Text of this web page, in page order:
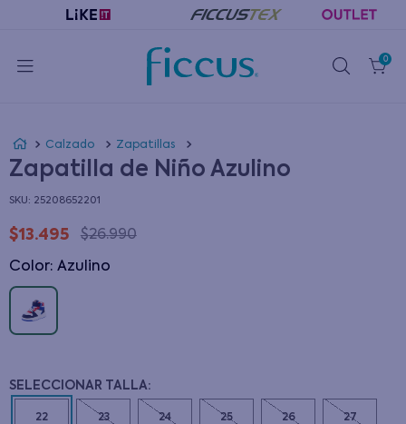
0
Calzado Zapatillas
Zapatilla de Niño Azulino
: 25208652201
$13.495 $26.990
Color: azulino
22 23 24 25 26 27